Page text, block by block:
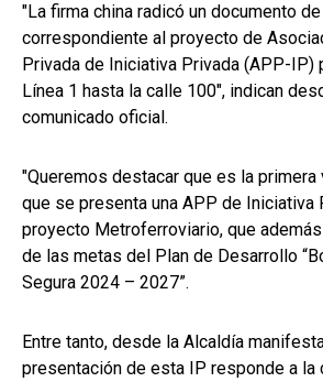
"La firma china radicó un documento
correspondiente al proyecto de
Privada de Iniciativa Privada (APP-IP)
Línea 1 hasta la calle 100", indican
comunicado oficial.
"Queremos destacar que es la primera
que se presenta una APP de Iniciativa
proyecto Metroferroviario, que
de las metas del Plan de Desarrollo
Segura 2024 – 2027”.
Entre tanto, desde la Alcaldía
presentación de esta IP responde a la